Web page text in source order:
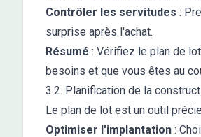
Contrôler les servitudes :
surprise après l'achat.
Résumé : Vérifiez le plan de
besoins et que vous êtes au
3.2. Planification de la
Le plan de lot est un outil
Optimiser l'implantation :